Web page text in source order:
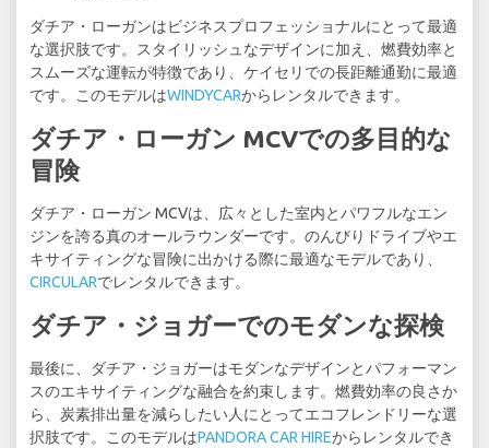
ダチア・ローガンはビジネスプロフェッショナルにとって最適
な選択肢です。スタイリッシュなデザインに加え、燃費効率と
スムーズな運転が特徴であり、ケイセリでの長距離通勤に最適
です。このモデルはWINDYCARからレンタルできます。
ダチア・ローガン MCVでの多目的な
冒険
ダチア・ローガン MCVは、広々とした室内とパワフルなエン
ジンを誇る真のオールラウンダーです。のんびりドライブやエ
キサイティングな冒険に出かける際に最適なモデルであり、
CIRCULARでレンタルできます。
ダチア・ジョガーでのモダンな探検
最後に、ダチア・ジョガーはモダンなデザインとパフォーマン
スのエキサイティングな融合を約束します。燃費効率の良さか
ら、炭素排出量を減らしたい人にとってエコフレンドリーな選
択肢です。このモデルはPANDORA CAR HIREからレンタルでき